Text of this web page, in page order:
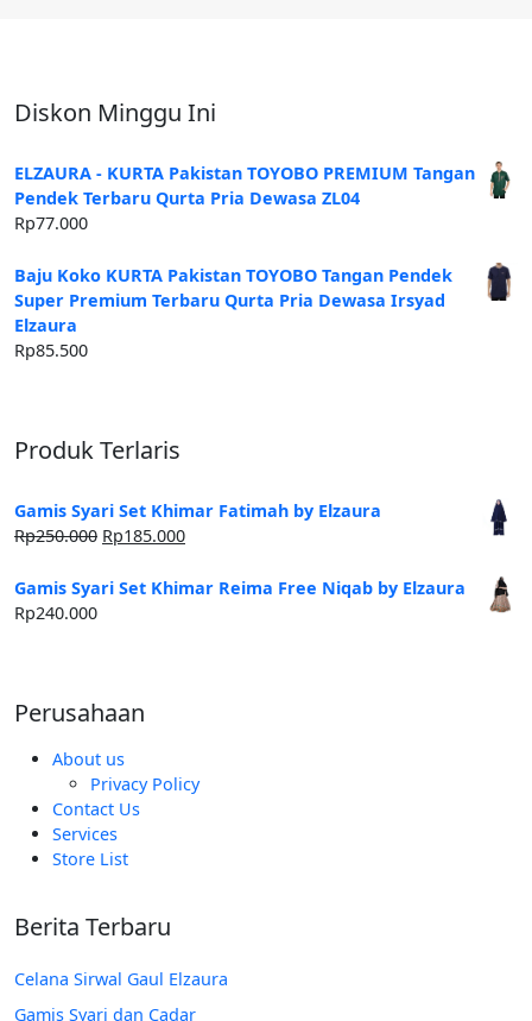
Diskon Minggu Ini
ELZAURA - KURTA Pakistan TOYOBO PREMIUM Tangan
Pendek Terbaru Qurta Pria Dewasa ZL04
Rp77.000
Baju Koko KURTA Pakistan TOYOBO Tangan Pendek
Super Premium Terbaru Qurta Pria Dewasa Irsyad
Elzaura
Rp85.500
Produk Terlaris
Gamis Syari Set Khimar Fatimah by Elzaura
Rp250.000 Harga
adalah:
Rp185.000Harga
ini
Gamis Syari Set Khimar Reima Free Niqab by Elzaura
Rp240.000
Perusahaan
About us
Privacy Policy
Contact Us
Services
Store List
Berita Terbaru
Celana Sirwal Gaul Elzaura
Gamis Syari dan Cadar